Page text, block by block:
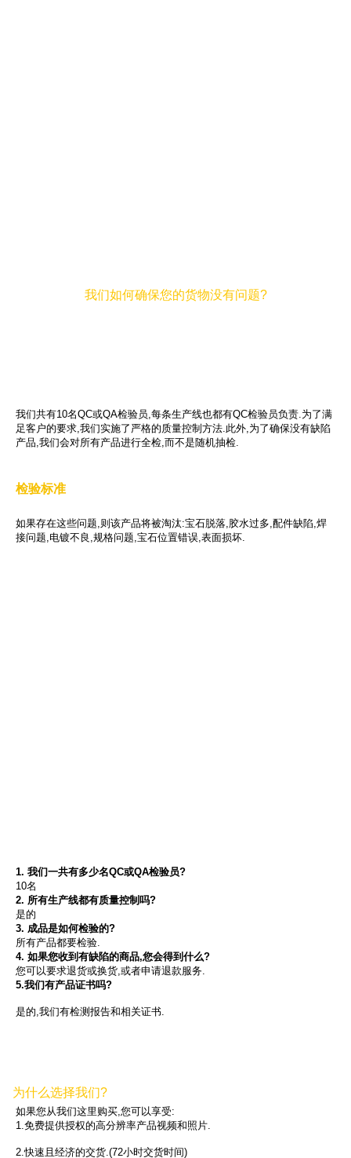
我们如何确保您的货物没有问题?
我们共有10名QC或QA检验员,每条生产线也都有QC检验员负责.为了满
足客户的要求,我们实施了严格的质量控制方法.此外,为了确保没有缺陷
产品,我们会对所有产品进行全检,而不是随机抽检.
检验标准
如果存在这些问题,则该产品将被淘汰:宝石脱落,胶水过多,配件缺陷,焊
接问题,电镀不良,规格问题,宝石位置错误,表面损坏.
1. 我们一共有多少名QC或QA检验员?
10名
2. 所有生产线都有质量控制吗?
是的
3. 成品是如何检验的?
所有产品都要检验.
4. 如果您收到有缺陷的商品,您会得到什么?
您可以要求退货或换货,或者申请退款服务.
5.我们有产品证书吗?
是的,我们有检测报告和相关证书.
为什么选择我们?
如果您从我们这里购买,您可以享受:
1.免费提供授权的高分辨率产品视频和照片.
2.快速且经济的交货.(72小时交货时间)